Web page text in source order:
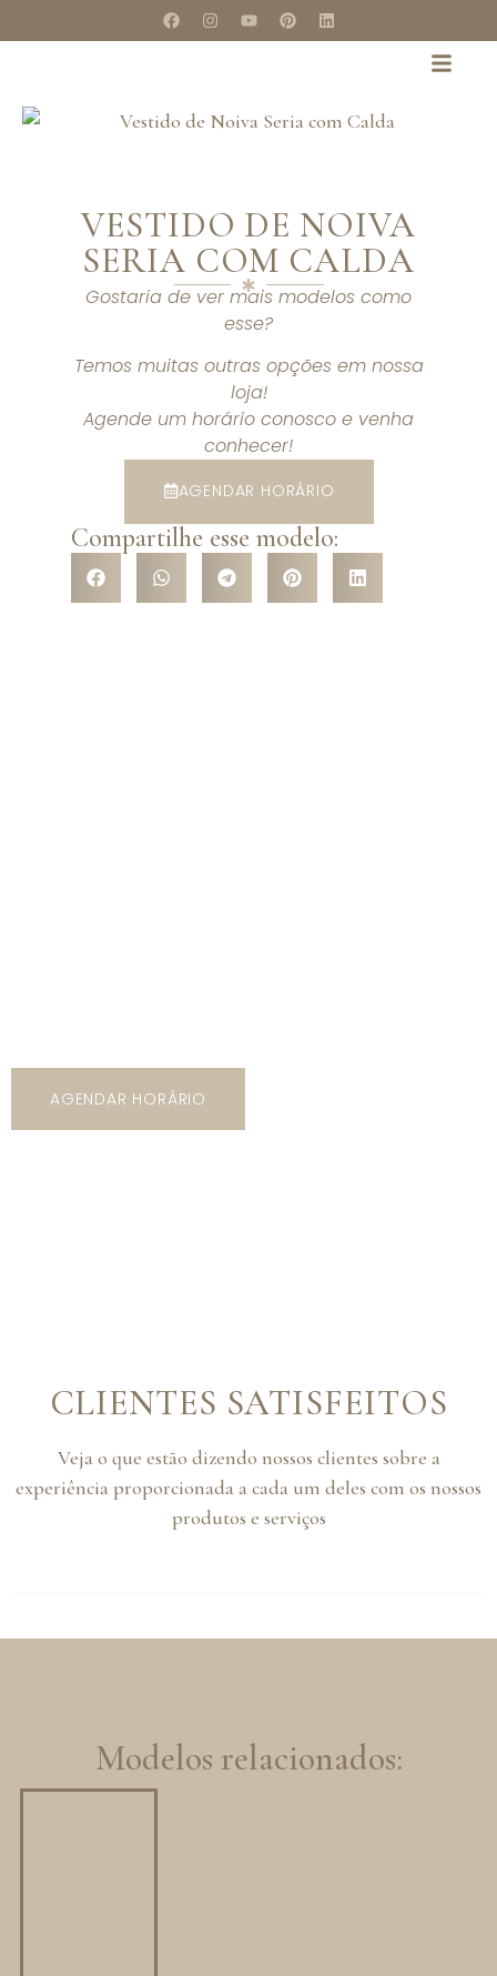
VESTIDO DE NOIVA
SERIA COM CALDA
Gostaria de ver mais modelos como
esse?
Temos muitas outras opções em nossa
loja!
Agende um horário conosco e venha
conhecer!
AGENDAR HORÁRIO
Compartilhe esse modelo:
AGENDAR HORÁRIO
CLIENTES SATISFEITOS
Veja o que estão dizendo nossos clientes sobre a
experiência proporcionada a cada um deles com os nossos
produtos e serviços
Modelos relacionados: